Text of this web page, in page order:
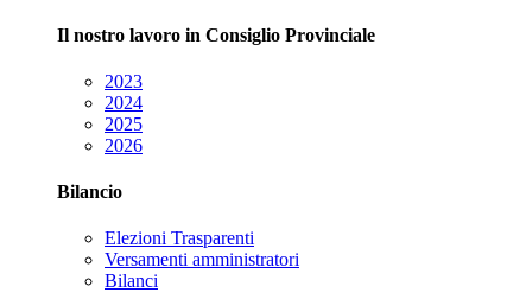
Il nostro lavoro in Consiglio Provinciale
2023
2024
2025
2026
Bilancio
Elezioni Trasparenti
Versamenti amministratori
Bilanci